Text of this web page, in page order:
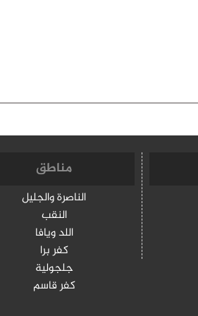
مناطق
الناصرة والجليل
النقب
اللد ويافا
كفر برا
جلجولية
كفر قاسم